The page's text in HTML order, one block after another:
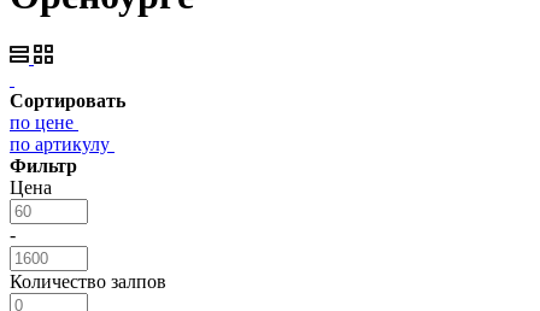
Сортировать
по цене
по артикулу
Фильтр
Цена
-
Количество залпов